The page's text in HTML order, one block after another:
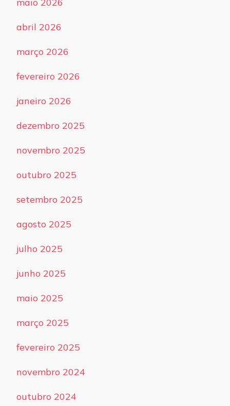
abril 2026
março 2026
fevereiro 2026
janeiro 2026
dezembro 2025
novembro 2025
outubro 2025
setembro 2025
agosto 2025
julho 2025
junho 2025
maio 2025
março 2025
fevereiro 2025
novembro 2024
outubro 2024